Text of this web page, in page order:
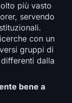
più vasto
servendo
con un
gruppi di
dalla
bene a